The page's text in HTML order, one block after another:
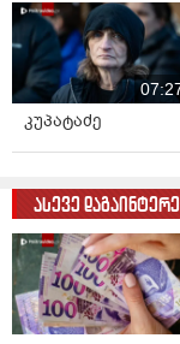
კუპატაძე
ასევე